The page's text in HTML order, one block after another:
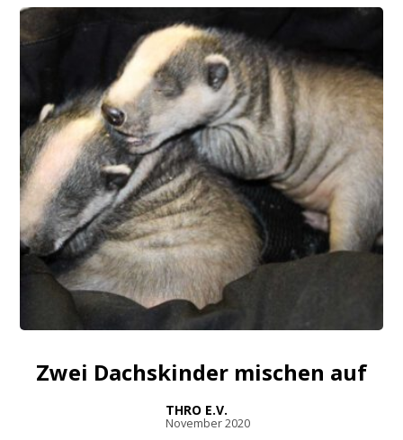
Zwei Dachskinder mischen auf
THRO E.V.
November 2020